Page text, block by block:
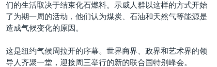
南中国海争端
关注西藏
GEN Z 看美国
们的生活取决于结束化石燃料。示威人群以这样的方式开始
了为期一周的活动，他们认为煤炭、石油和天然气等能源是
造成气候变化的原因。
这是纽约气候周拉开的序幕。世界商界、政界和艺术界的领
导人齐聚一堂，迎接周三举行的新的联合国特别峰会。